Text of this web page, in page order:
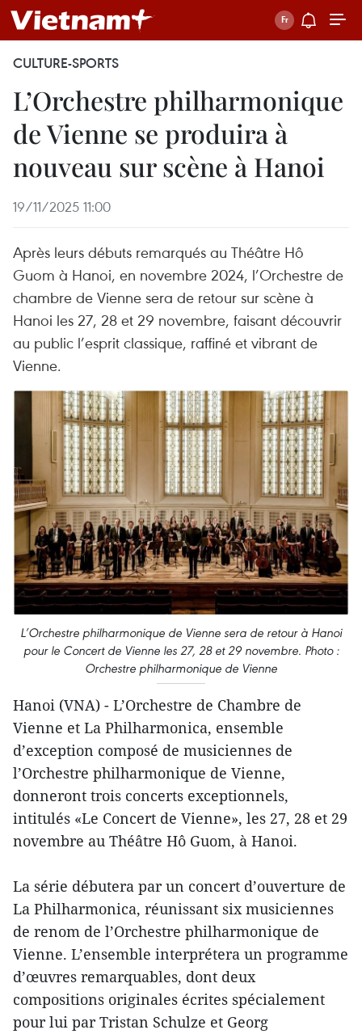
CULTURE-SPORTS
L’Orchestre philharmonique
de Vienne se produira à
nouveau sur scène à Hanoi
19/11/2025 11:00
Après leurs débuts remarqués au Théâtre Hô
Guom à Hanoi, en novembre 2024, l’Orchestre de
chambre de Vienne sera de retour sur scène à
Hanoi les 27, 28 et 29 novembre, faisant découvrir
au public l’esprit classique, raffiné et vibrant de
Vienne.
L’Orchestre philharmonique de Vienne sera de retour à Hanoi
pour le Concert de Vienne les 27, 28 et 29 novembre. Photo :
Orchestre philharmonique de Vienne
Hanoi (VNA) - L’Orchestre de Chambre de
Vienne et La Philharmonica, ensemble
d’exception composé de musiciennes de
l’Orchestre philharmonique de Vienne,
donneront trois concerts exceptionnels,
intitulés «Le Concert de Vienne», les 27, 28 et 29
novembre au Théâtre Hô Guom, à Hanoi.
La série débutera par un concert d’ouverture de
La Philharmonica, réunissant six musiciennes
de renom de l’Orchestre philharmonique de
Vienne. L’ensemble interprétera un programme
d’œuvres remarquables, dont deux
compositions originales écrites spécialement
pour lui par Tristan Schulze et Georg